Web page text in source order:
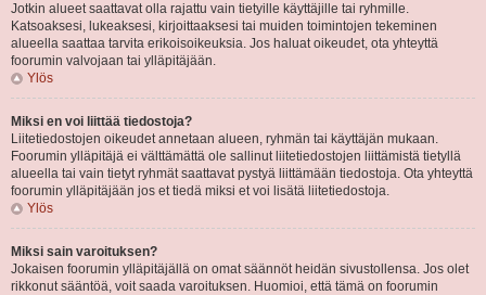
Jotkin alueet saattavat olla rajattu vain tietyille käyttäjille tai ryhmille.
Katsoaksesi, lukeaksesi, kirjoittaaksesi tai muiden toimintojen tekeminen
alueella saattaa tarvita erikoisoikeuksia. Jos haluat oikeudet, ota yhteyttä
foorumin valvojaan tai ylläpitäjään.
Ylös
Miksi en voi liittää tiedostoja?
Liitetiedostojen oikeudet annetaan alueen, ryhmän tai käyttäjän mukaan.
Foorumin ylläpitäjä ei välttämättä ole sallinut liitetiedostojen liittämistä tietyllä
alueella tai vain tietyt ryhmät saattavat pystyä liittämään tiedostoja. Ota yhteyttä
foorumin ylläpitäjään jos et tiedä miksi et voi lisätä liitetiedostoja.
Ylös
Miksi sain varoituksen?
Jokaisen foorumin ylläpitäjällä on omat säännöt heidän sivustollensa. Jos olet
rikkonut sääntöä, voit saada varoituksen. Huomioi, että tämä on foorumin